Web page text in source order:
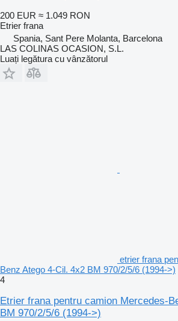
200 EUR ≈ 1.049 RON
Etrier frana
Spania, Sant Pere Molanta, Barcelona
LAS COLINAS OCASION, S.L.
Luați legătura cu vânzătorul
etrier frana
Benz Atego 4-Cil. 4x2 BM 970/2/5/6 (1994->)
4
Etrier frana pentru camion Mercedes-
BM 970/2/5/6 (1994->)